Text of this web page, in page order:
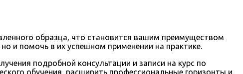
образца, что становится вашим преимуществом
и помочь в их успешном применении на практике.
подробной консультации и записи на курс по
обучения, расширить профессиональные горизонты и